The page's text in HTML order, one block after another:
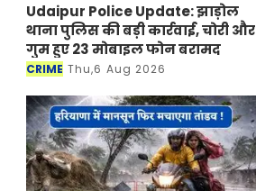
Udaipur Police Update: झाड़ोल
थाना पुलिस की बड़ी कार्रवाई, चोरी और
गुम हुए 23 मोबाइल फोन बरामद
CRIME Thu,6 Aug 2026